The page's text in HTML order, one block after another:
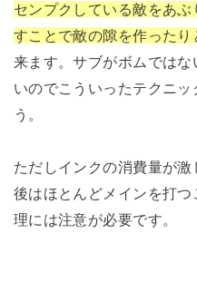
センプクしている敵をあ
すことで敵の隙を作ったり
来ます。サブがボムでは
いのでこういったテクニ
う。
ただしインクの消費量が
後はほとんどメインを打
理には注意が必要です。